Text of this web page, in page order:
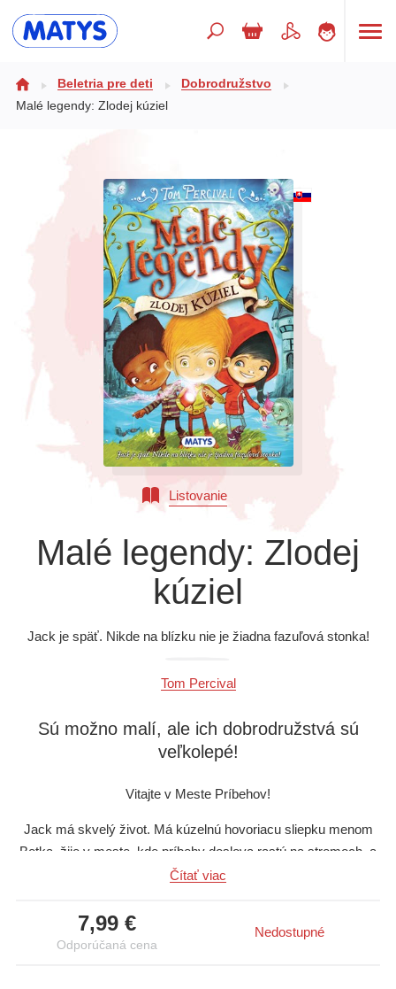
Doplnkový sortiment
Populárno - náučné pre deti
Výchova a pedagogika
Všetky kategórie
Beletria pre deti
Dobrodružstvo
Malé legendy: Zlodej kúziel
Listovanie
Malé legendy: Zlodej
kúziel
Jack je späť. Nikde na blízku nie je žiadna fazuľová stonka!
Tom Percival
Sú možno malí, ale ich dobrodružstvá sú
veľkolepé!
Vitajte v Meste Príbehov!
Jack má skvelý život. Má kúzelnú hovoriacu sliepku menom
Betka, žije v meste, kde príbehy doslova rastú na stromoch, a
všetci jeho najlepší kamaráti tam žijú s ním. Teda, kým nepríde
Keď Jack zistí, že Anansi sa potajme stretáva s trollom, všetko
sa zmení. Trollovia znamenajú problém a Jack je schopný
Čítať viac
7,99 €
Odporúčaná cena
Nedostupné